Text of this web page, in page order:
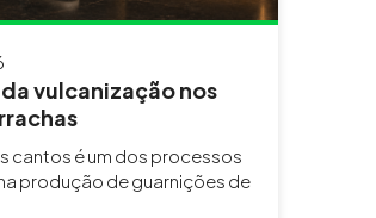
vulcanização nos
cantos é um dos processos
produção de guarnições de